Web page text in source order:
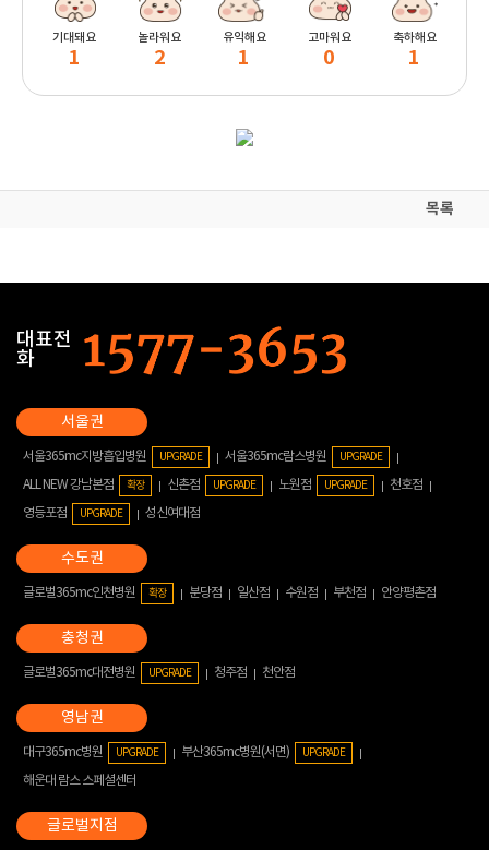
기대돼요
1
놀라워요
2
유익해요
1
고마워요
0
축하해요
1
목록
대표전
화
서울365mc지방흡입병원 UPGRADE 서울365mc람스병원 UPGRADE
ALL NEW 강남본점 확장 신촌점 UPGRADE 노원점 UPGRADE
천호점
영등포점
UPGRADE 성신여대점
글로벌365mc인천병원 확장 분당점 일산점 수원점 부천점 안양평촌점
글로벌365mc대전병원 UPGRADE 청주점 천안점
대구365mc병원 UPGRADE 부산365mc병원(서면) UPGRADE
해운대 람스 스페셜센터